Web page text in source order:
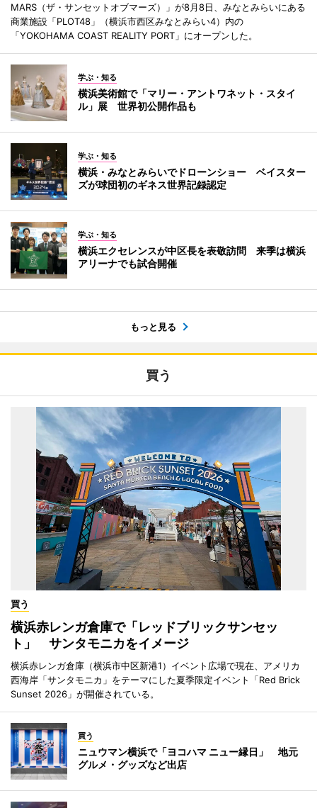
MARS（ザ・サンセットオブマーズ）」が8月8日、みなとみらいにある
商業施設「PLOT48」（横浜市西区みなとみらい4）内の
「YOKOHAMA COAST REALITY PORT」にオープンした。
学ぶ・知る
横浜美術館で「マリー・アントワネット・スタイ
ル」展 世界初公開作品も
学ぶ・知る
横浜・みなとみらいでドローンショー ベイスター
ズが球団初のギネス世界記録認定
学ぶ・知る
横浜エクセレンスが中区長を表敬訪問 来季は横浜
アリーナでも試合開催
もっと見る
買う
買う
横浜赤レンガ倉庫で「レッドブリックサンセッ
ト」 サンタモニカをイメージ
横浜赤レンガ倉庫（横浜市中区新港1）イベント広場で現在、アメリカ
西海岸「サンタモニカ」をテーマにした夏季限定イベント「Red Brick
Sunset 2026」が開催されている。
買う
ニュウマン横浜で「ヨコハマ ニュー縁日」 地元
グルメ・グッズなど出店